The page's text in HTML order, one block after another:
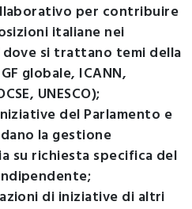
per contribuire
italiane nei
si trattano temi della
globale, ICANN,
UNESCO);
del Parlamento e
la gestione
su richiesta specifica del
di iniziative di altri